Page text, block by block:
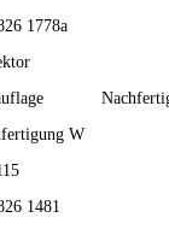
1778a
W
1481